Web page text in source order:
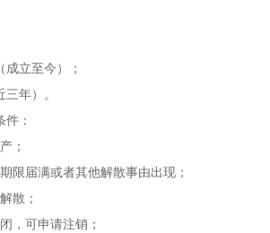
立至今）；
年）。
：
；
限届满或者其他解散事由出现；
散；
，可申请注销；